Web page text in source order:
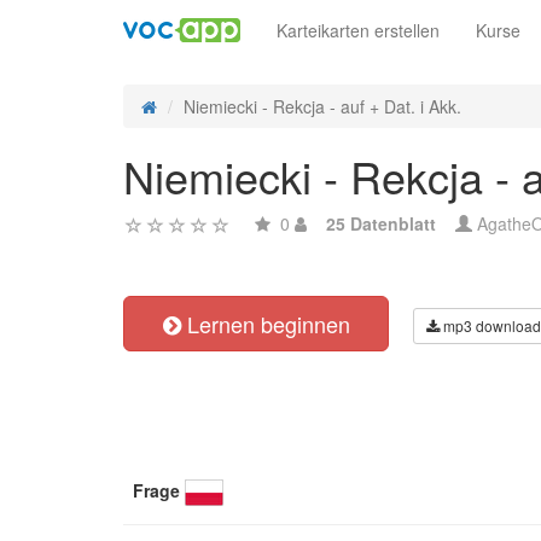
Karteikarten erstellen Kurse
Niemiecki - Rekcja - auf + Dat. i Akk.
Niemiecki - Rekcja -
0 25 Datenblatt
Lernen beginnen mp3
Frage